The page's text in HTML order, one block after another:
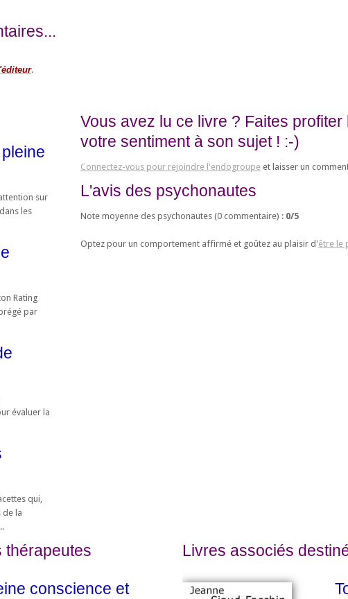
.
sur
les
Rating
par
évaluer la
qui,
de la
Vous avez lu ce livre ? Faites
votre sentiment à son sujet ! :-)
Connectez-vous pour rejoindre l'endogroupeet laisser un
L'avis des psychonautes
Note moyenne des psychonautes (0commentaire) : 0/5
Optez pour un comportement affirmé et goûtez au plaisir d'être le
thérapeutes
conscience et
Livres associés